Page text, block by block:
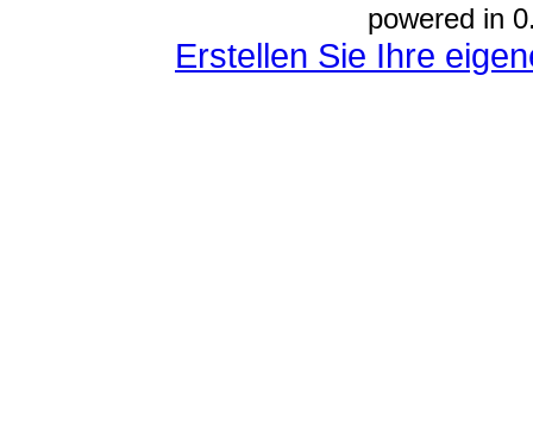
powered in
Erstellen Sie Ihre